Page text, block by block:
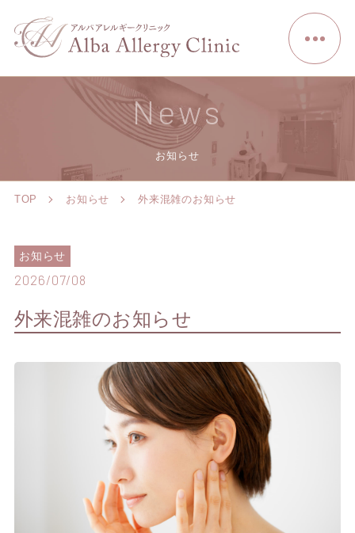
News
お知らせ
TOP お知らせ 外来混雑のお知らせ
お知らせ
2026/07/08
外来混雑のお知らせ